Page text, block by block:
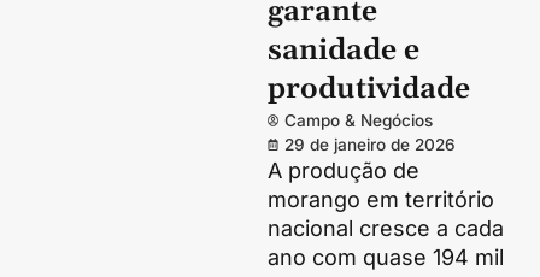
garante
sanidade e
produtividade
Campo & Negócios
29 de janeiro de 2026
A produção de
morango em território
nacional cresce a cada
ano com quase 194 mil